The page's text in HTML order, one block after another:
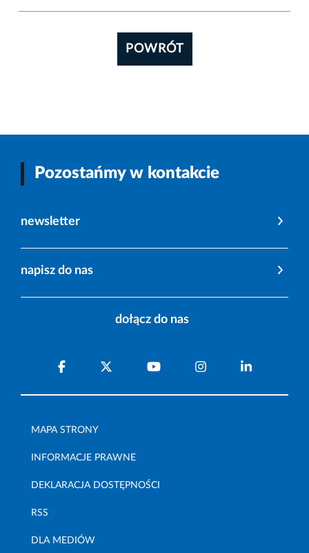
POWRÓT
Pozostańmy w kontakcie
newsletter
napisz do nas
dołącz do nas
MAPA STRONY
INFORMACJE PRAWNE
DEKLARACJA DOSTĘPNOŚCI
RSS
DLA MEDIÓW